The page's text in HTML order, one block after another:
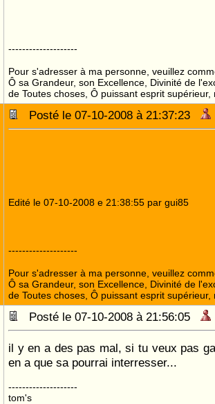
--------------------
Pour s'adresser à ma personne, veuillez
Ô sa Grandeur, son Excellence, Divinité de
de Toutes choses, Ô puissant esprit supérieur,
Posté le 07-10-2008 à 21:37:23
Edité le 07-10-2008 e 21:38:55 par gui85
--------------------
Pour s'adresser à ma personne, veuillez
Ô sa Grandeur, son Excellence, Divinité de
de Toutes choses, Ô puissant esprit supérieur,
Posté le 07-10-2008 à 21:56:05
il y en a des pas mal, si tu veux pas
en a que sa pourrai interresser...
--------------------
tom's